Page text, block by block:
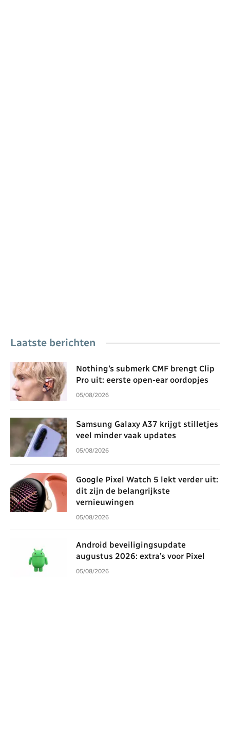
Laatste berichten
Nothing’s submerk CMF brengt Clip
Pro uit: eerste open-ear oordopjes
05/08/2026
Samsung Galaxy A37 krijgt stilletjes
veel minder vaak updates
05/08/2026
Google Pixel Watch 5 lekt verder uit:
dit zijn de belangrijkste
vernieuwingen
05/08/2026
Android beveiligingsupdate
augustus 2026: extra’s voor Pixel
05/08/2026